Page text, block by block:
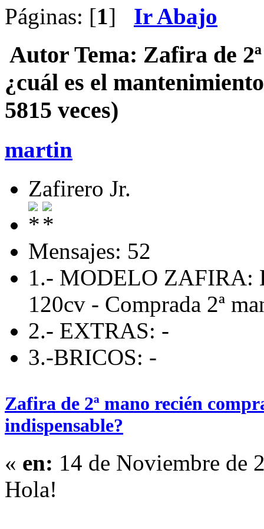
Páginas: [1] Ir Abajo
Autor Tema: Zafira de
¿cuál es el
5815 veces)
martin
Zafirero Jr.
Mensajes: 52
1.- MODELO ZAFIRA:
120cv - Comprada 2ª
2.- EXTRAS: -
3.-BRICOS: -
Zafira de 2ª mano recién
indispensable?
« en: 14 de Noviembre de
Hola!